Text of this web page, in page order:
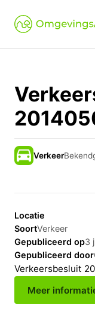
Verkeer
Locatie
SoortVerkeer
Gepubliceerd op3
Gepubliceerd door
Verkeersbesluit
Meer